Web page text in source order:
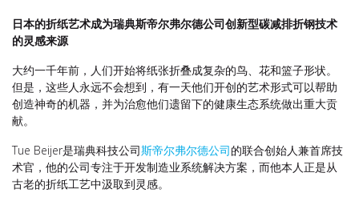
日本的折纸艺术成为瑞典斯帝尔弗尔德公司创新型碳减排折钢技术
的灵感来源
大约一千年前，人们开始将纸张折叠成复杂的鸟、花和篮子形状。
但是，这些人永远不会想到，有一天他们开创的艺术形式可以帮助
创造神奇的机器，并为治愈他们遗留下的健康生态系统做出重大贡
献。
Tue Beijer是瑞典科技公司斯帝尔弗尔德公司的联合创始人兼首席技
术官，他的公司专注于开发制造业系统解决方案，而他本人正是从
古老的折纸工艺中汲取到灵感。